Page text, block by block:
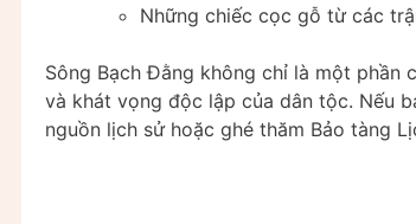
Những chiếc cọc gỗ từ các
Sông Bạch Đằng không chỉ là một phần
và khát vọng độc lập của dân tộc. Nếu
nguồn lịch sử hoặc ghé thăm Bảo tàng